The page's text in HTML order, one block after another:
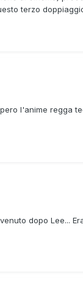
terzo
l'anime regga
dopo Lee...